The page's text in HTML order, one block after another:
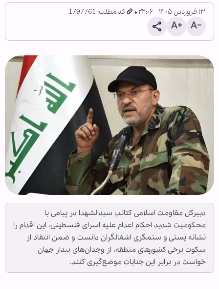
۱۳ فروردین ۱۴۰۵ - ۲۲:۰۶ کد مطلب: 1797761
دبیرکل مقاومت اسلامی کتائب سیدالشهدا در پیامی با
محکومیت شدید احکام اعدام علیه اسرای فلسطینی، این اقدام را
نشانه پستی و ستمگری اشغالگران دانست و ضمن انتقاد از
سکوت برخی کشورهای منطقه، از وجدان‌های بیدار جهان
خواست در برابر این جنایات موضع‌گیری کنند.